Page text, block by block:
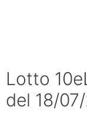
Lotto
del 18/